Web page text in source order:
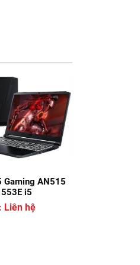
Gaming AN515
i5
Liên hệ